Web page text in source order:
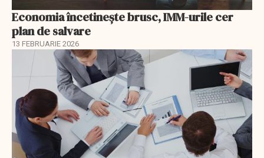
Economia încetinește brusc, IMM-urile cer
plan de salvare
13 FEBRUARIE 2026